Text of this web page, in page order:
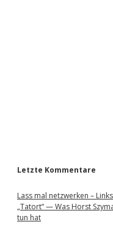
Letzte Kommentare
Lass mal netzwerken –
„Tatort“ — Was Horst
tun hat